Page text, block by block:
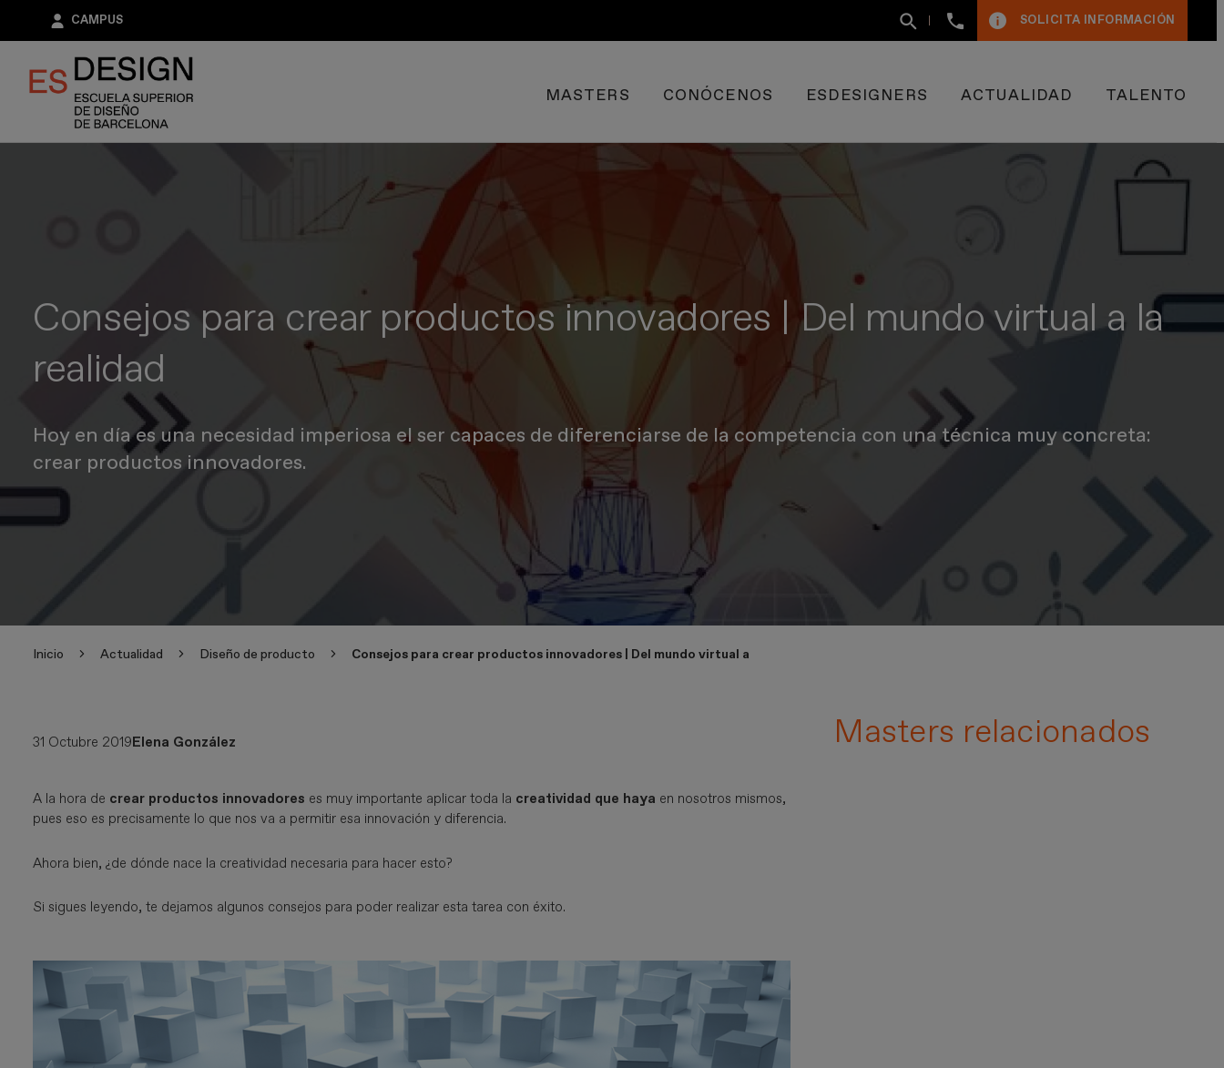
principal
CAMPUS +34
93
SOLICITA INFORMACIÓN
MASTERS CONÓCENOS ESDESIGNERS ACTUALIDAD TALENTO
Consejos para crear productos innovadores | Del mundo virtual a la
realidad
Hoy en día es una necesidad imperiosa el ser capaces de diferenciarse de la competencia con una técnica muy concreta:
crear productos innovadores.
Inicio Actualidad Diseño de producto Consejos para crear productos innovadores | Del mundo virtual a la realidad
31 Octubre 2019Elena González
A la hora de crear productos innovadores es muy importante aplicar toda la creatividad que haya en nosotros mismos,
pues eso es precisamente lo que nos va a permitir esa innovación y diferencia.
Ahora bien, ¿de dónde nace la creatividad necesaria para hacer esto?
Si sigues leyendo, te dejamos algunos consejos para poder realizar esta tarea con éxito.
Masters relacionados